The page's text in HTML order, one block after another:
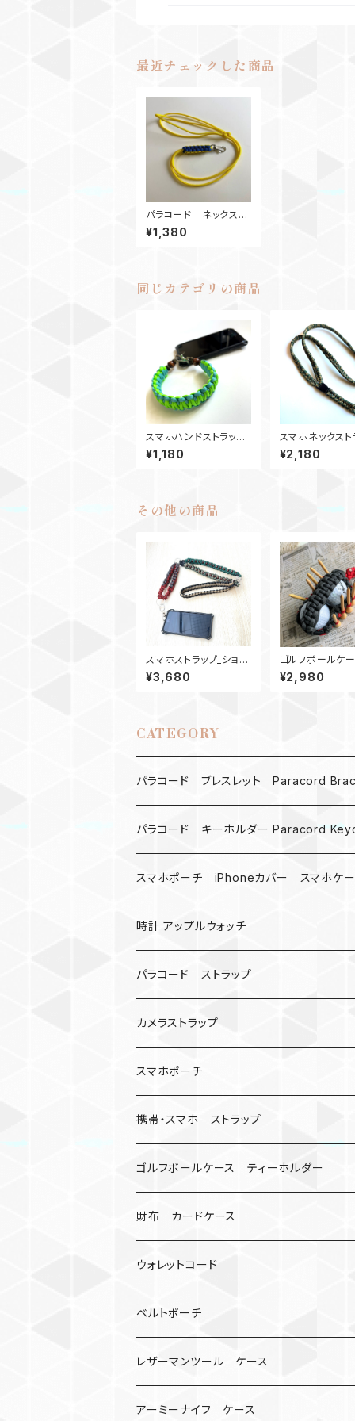
最近チェックした商品
パラコード ネックスト
ラップ_crown_YB
¥1,380
同じカテゴリの商品
スマホハンドストラッ
プ キングコブラ パラ
コードSgTb
¥1,180
スマホネックスト
スマホショルダ
kle_カモ180
¥2,180
その他の商品
スマホストラップ_ショル
ダーストラップ_28ウッ
ドビーズ_緑赤カーキグ
¥3,680
ゴルフボール
ティーホルダー
¥2,980
CATEGORY
パラコード ブレスレット Paracord
MAD MAX
バックル
バックル無し
シャックル
数珠
パラコード キーホルダー Paracord
ハロウィン
コンパス
ベルトループ
クボタン
キーケース
人形
忍者
ミイラ
キャンプ道具
ナット
レザーマン
マルチツール
オニヤンマ
ビーズ
スマホポーチ iPhoneカバー スマホケ
楽天ミニ ケース
iPhone
時計 アップルウォッチ
カナビラウォッチ
腕時計
アップルウォッチ
バックル
マッドマックス
パラコード ストラップ
サバイバルツール
カメラストラップ
スマホポーチ
携帯・スマホ ストラップ
ネックストラップ・ショルダーストラップ
ハンドストラップ
リングストラップ
ゴルフボールケース ティーホルダー
ゴルフマーカー
ゴルフボールケース
ティーホルダー
財布 カードケース
コインケース
チューブ
コインケース
紙
カードケース
ウォレットコード
2カラー
ベルトポーチ
レザーマンツール ケース
アーミーナイフ ケース